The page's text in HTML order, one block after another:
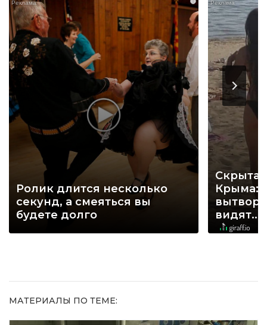
Ролик длится несколько
секунд, а смеяться вы
будете долго
Крыма:
видят...
МАТЕРИАЛЫ ПО ТЕМЕ: